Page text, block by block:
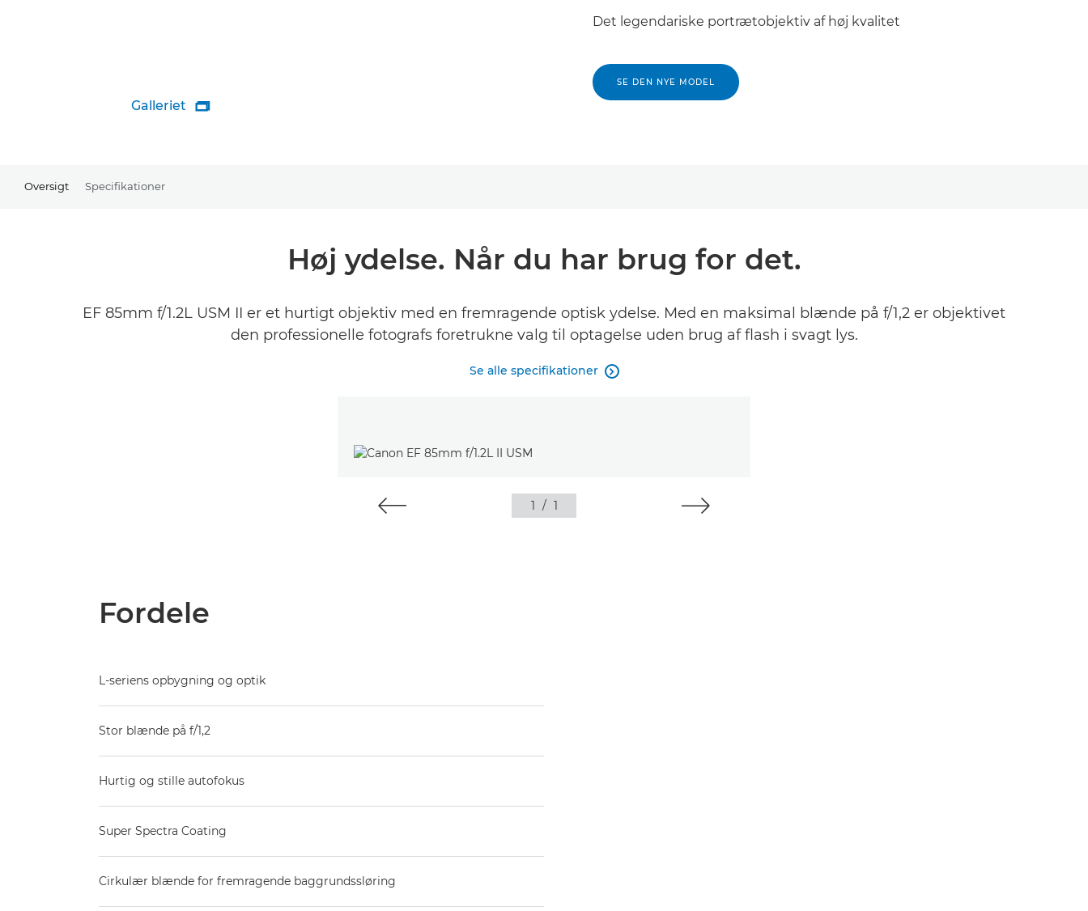
Galleriet 
Det legendariske portrætobjektiv af høj kvalitet
SE DEN NYE MODEL
Oversigt Specifikationer
Høj ydelse. Når du har brug for det.
EF 85mm f/1.2L USM II er et hurtigt objektiv med en fremragende optisk ydelse. Med en maksimal blænde på f/1,2 er objektivet
den professionelle fotografs foretrukne valg til optagelse uden brug af flash i svagt lys.
Se alle specifikationer 
1 / 1
Fordele
L-seriens opbygning og optik
Stor blænde på f/1,2
Hurtig og stille autofokus
Super Spectra Coating
Cirkulær blænde for fremragende baggrundssløring